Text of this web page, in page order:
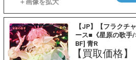
【JP】【フラクチ
ース■《星原の歌
BF] 青R
【買取価格】